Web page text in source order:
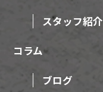
スタッフ紹介
コラム
ブログ